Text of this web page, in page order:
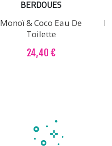
BERDOUES
Monoï & Coco Eau De
Toilette
24,40 €